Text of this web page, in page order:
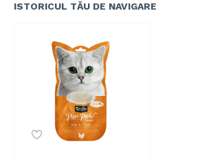
ISTORICUL TĂU DE NAVIGARE